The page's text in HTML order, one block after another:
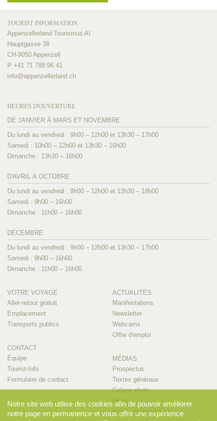
TOURIST INFORMATION
Appenzellerland Tourismus AI
Hauptgasse 38
CH-9050 Appenzell
P +41 71 788 96 41
info@appenzellerland.ch
HEURES D'OUVERTURE
DE JANVIER À MARS ET NOVEMBRE
Du lundi au vendredi : 9h00 – 12h00 et 13h30 – 17h00
Samedi : 10h00 – 12h00 et 13h30 – 16h00
Dimanche : 13h30 – 16h00
D'AVRIL À OCTOBRE
Du lundi au vendredi : 9h00 – 12h00 et 13h30 – 18h00
Samedi : 9h00 – 16h00
Dimanche : 11h00 – 16h00
DÉCEMBRE
Du lundi au vendredi : 9h00 – 12h00 et 13h30 – 17h00
Samedi : 9h00 – 16h00
Dimanche : 11h00 – 16h00
VOTRE VOYAGE
Aller-retour gratuit
Emplacement
Transports publics
CONTACT
Équipe
Tourist-Info
Formulaire de contact
ACTUALITÉS
Manifestations
Newsletter
Webcams
Offre d'emploi
MÉDIAS
Prospectus
Textes généraux
Galerie photo
Films
Personne de contact
Notre site web utilise des cookies afin de pouvoir améliorer
notre page en permanence et vous offrir une expérience